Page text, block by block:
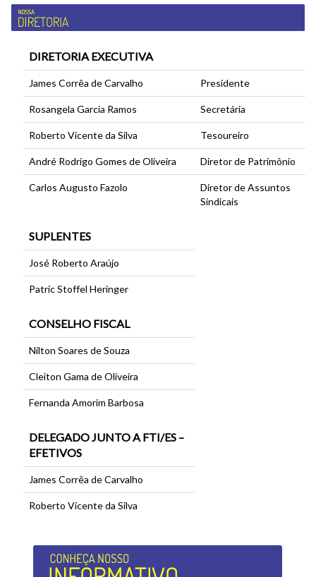
DIRETORIA EXECUTIVA
James Corrêa de Carvalho Presidente
Rosangela Garcia Ramos Secretária
Roberto Vicente da Silva Tesoureiro
André Rodrigo Gomes de Oliveira Diretor de Patrimônio
Carlos Augusto Fazolo
Diretor de Assuntos
Sindicais
SUPLENTES
José Roberto Araújo
Patric Stoffel Heringer
CONSELHO FISCAL
Nilton Soares de Souza
Cleiton Gama de Oliveira
Fernanda Amorim Barbosa
DELEGADO JUNTO A FTI/ES –
EFETIVOS
James Corrêa de Carvalho
Roberto Vicente da Silva